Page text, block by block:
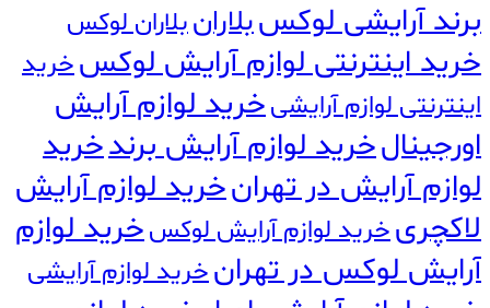
برند آرایشی لوکسبلارانبلاران لوکس
خرید اینترنتی لوازم آرایش لوکسخرید
اینترنتی لوازم آرایشیخرید لوازم آرایش
اورجینالخرید لوازم آرایش برندخرید
لوازم آرایش در تهرانخرید لوازم آرایش
لاکچریخرید لوازم آرایش لوکسخرید لوازم
آرایش لوکس در تهرانخرید لوازم آرایشی